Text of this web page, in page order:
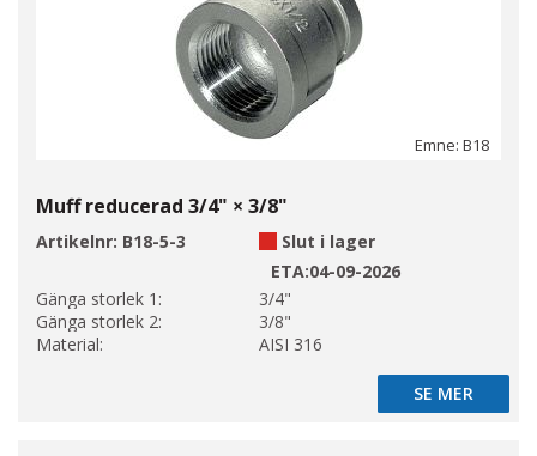
Emne: B18
Muff reducerad 3/4" × 3/8"
Artikelnr: B18-5-3
Slut i lager
ETA:04-09-2026
Gänga storlek 1:
3/4"
Gänga storlek 2:
3/8"
Material:
AISI 316
SE MER
SE MER